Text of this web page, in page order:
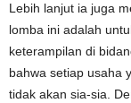
Lebih lanjut ia juga
lomba ini adalah
keterampilan di
bahwa setiap usaha
tidak akan sia-sia.